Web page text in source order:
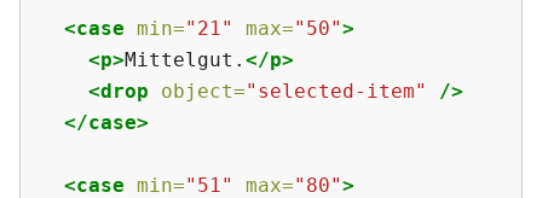
<case min="21" max="50">
<p>Mittelgut. </p>
<drop
object="selected-item"
/>
</case>
<case min="51" max="80">